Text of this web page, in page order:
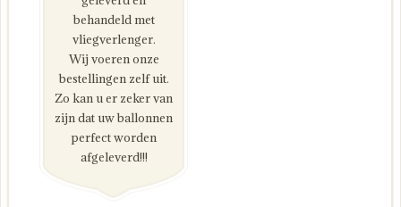
behandeld met
vliegverlenger.
Wij voeren onze
bestellingen zelf uit.
Zo kan u er zeker van
zijn dat uw ballonnen
perfect worden
afgeleverd!!!